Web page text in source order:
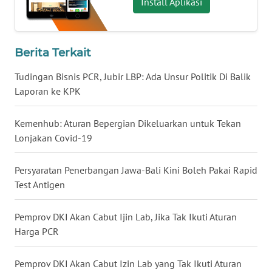
Berita Terkait
Tudingan Bisnis PCR, Jubir LBP: Ada Unsur Politik Di Balik
Laporan ke KPK
Kemenhub: Aturan Bepergian Dikeluarkan untuk Tekan
Lonjakan Covid-19
Persyaratan Penerbangan Jawa-Bali Kini Boleh Pakai Rapid
Test Antigen
Pemprov DKI Akan Cabut Ijin Lab, Jika Tak Ikuti Aturan
Harga PCR
Pemprov DKI Akan Cabut Izin Lab yang Tak Ikuti Aturan
WN
WN
WN
JATENG